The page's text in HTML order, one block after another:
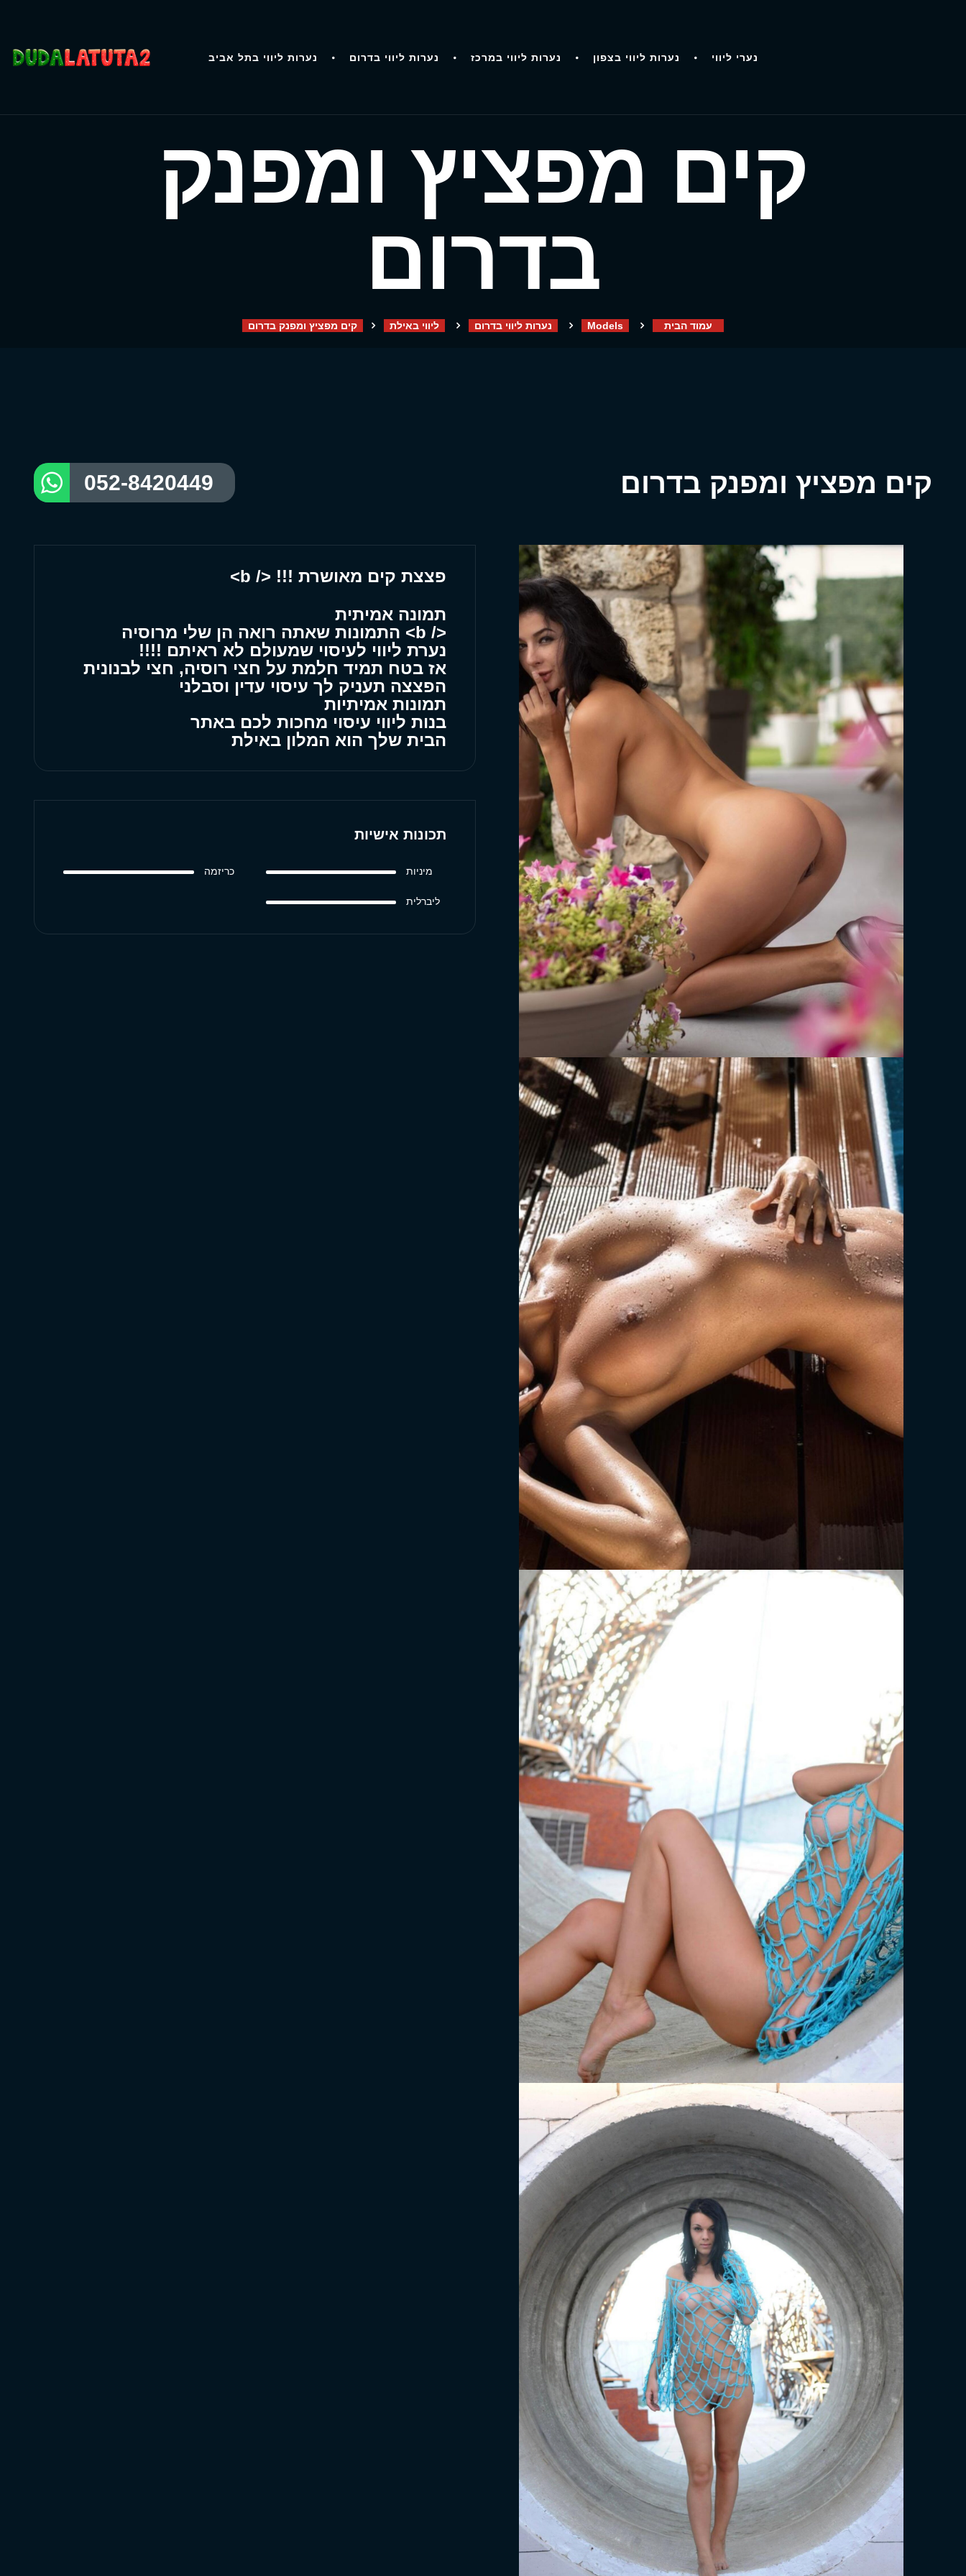
נערות ליווי בתל אביב נערות ליווי בדרום נערות ליווי במרכז נערות ליווי בצפון נערי ליווי
קים מפציץ ומפנק
בדרום
עמוד הבית Models נערות ליווי בדרום ליווי באילת קים מפציץ ומפנק בדרום
קים מפציץ ומפנק בדרום 052-8420449
פצצת קים מאושרת !!! </ b>
תמונה אמיתית
</ b> התמונות שאתה רואה הן שלי מרוסיה
נערת ליווי לעיסוי שמעולם לא ראיתם !!!!
אז בטח תמיד חלמת על חצי רוסיה, חצי לבנונית
הפצצה תעניק לך עיסוי עדין וסבלני
תמונות אמיתיות
בנות ליווי עיסוי מחכות לכם באתר
הבית שלך הוא המלון באילת
תכונות אישיות
מיניות כריזמה
ליברלית